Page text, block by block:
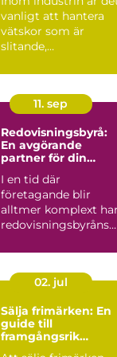
vätskeflöden
vanligt att hantera
vätskor som är
slitande,
11. sep
Redovisningsbyrå:
En avgörande
partner för din
I en tid där
företagande blir
alltmer komplext
redovisningsbyråns
02. jul
Sälja frimärken: En
guide till
framgångsrik